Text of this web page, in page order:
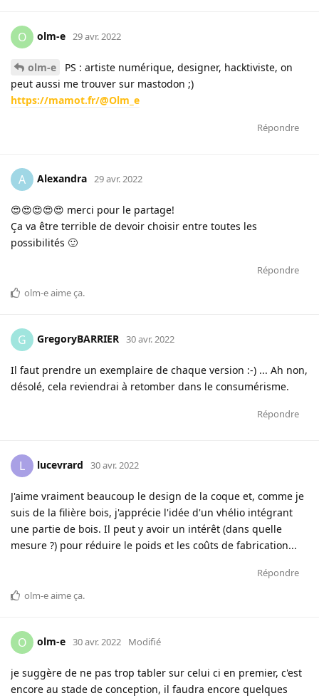
O olm-e 29 avr. 2022
olm-e
PS : artiste numérique, designer, hacktiviste, on
peut aussi me trouver sur mastodon ;)
https://mamot.fr/@Olm_e
Répondre
A Alexandra 29 avr. 2022
😍😍😍😍😍 merci pour le partage!
Ça va être terrible de devoir choisir entre toutes les
possibilités 🙂
Répondre
olm-eaime ça.
G GregoryBARRIER 30 avr. 2022
Il faut prendre un exemplaire de chaque version :-) ... Ah non,
désolé, cela reviendrai à retomber dans le consumérisme.
Répondre
L lucevrard 30 avr. 2022
J'aime vraiment beaucoup le design de la coque et, comme je
suis de la filière bois, j'apprécie l'idée d'un vhélio intégrant
une partie de bois. Il peut y avoir un intérêt (dans quelle
mesure ?) pour réduire le poids et les coûts de fabrication...
Répondre
olm-eaime ça.
O olm-e 30 avr. 2022 Modifié
je suggère de ne pas trop tabler sur celui ci en premier, c'est
encore au stade de conception, il faudra encore quelques